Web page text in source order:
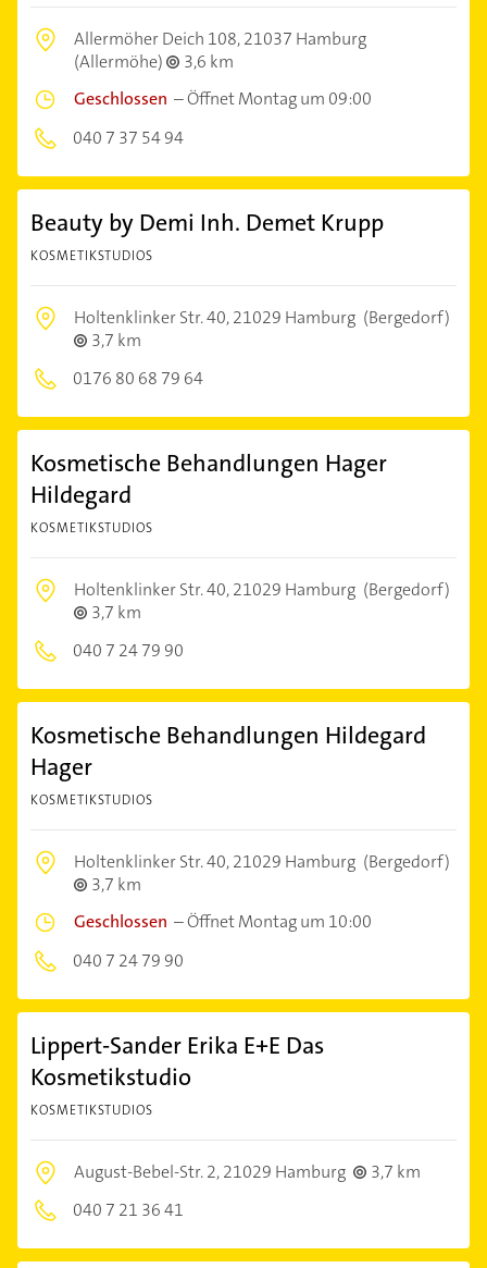
Allermöher Deich 108,21037 Hamburg
(Allermöhe)
3,6 km
Geschlossen –Öffnet Montag um 09:00
040 7 37 54 94
Beauty by Demi Inh. Demet Krupp
KOSMETIKSTUDIOS
Holtenklinker Str. 40,21029 Hamburg (Bergedorf)
3,7 km
0176 80 68 79 64
Kosmetische Behandlungen Hager
Hildegard
KOSMETIKSTUDIOS
Holtenklinker Str. 40,21029 Hamburg (Bergedorf)
3,7 km
040 7 24 79 90
Kosmetische Behandlungen Hildegard
Hager
KOSMETIKSTUDIOS
Holtenklinker Str. 40,21029 Hamburg (Bergedorf)
3,7 km
Geschlossen –Öffnet Montag um 10:00
040 7 24 79 90
Lippert-Sander Erika E+E Das
Kosmetikstudio
KOSMETIKSTUDIOS
August-Bebel-Str. 2,21029 Hamburg
3,7 km
040 7 21 36 41